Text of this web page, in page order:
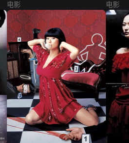
电影
电影